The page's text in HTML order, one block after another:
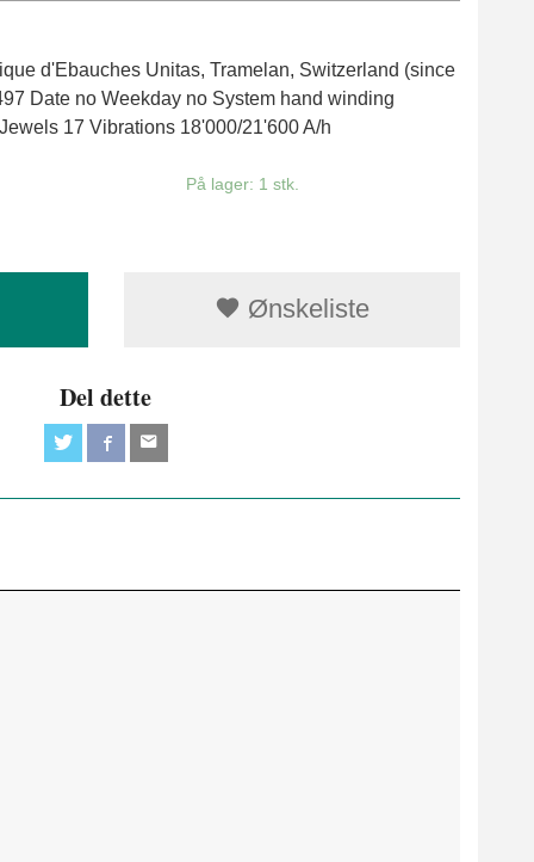
d'Ebauches Unitas, Tramelan, Switzerland (since
Date no Weekday no System hand winding
17 Vibrations 18'000/21'600 A/h
På lager: 1 stk.
Ønskeliste
Del dette